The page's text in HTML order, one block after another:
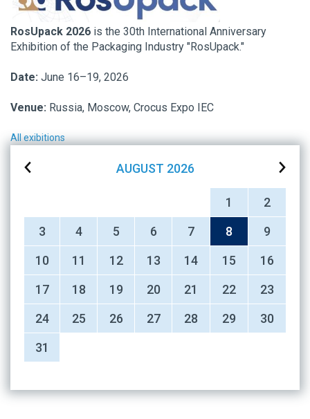
RosUpack 2026 is the 30th International Anniversary
Exhibition of the Packaging Industry "RosUpack."
Date: June 16–19, 2026
Venue: Russia, Moscow, Crocus Expo IEC
All exibitions
AUGUST 2026
1
2
3
4 5 6 7 8
9
10
11 12 13 14 15
16
17
18 19 20 21 22
23
24
25 26 27 28 29
30
31